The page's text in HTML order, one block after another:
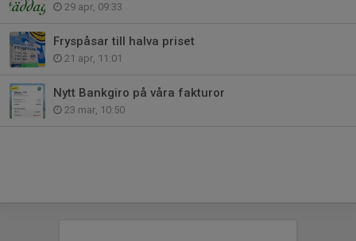
29 apr, 09:33
Fryspåsar till halva priset
21 apr, 11:01
Nytt Bankgiro på våra fakturor
23 mar, 10:50